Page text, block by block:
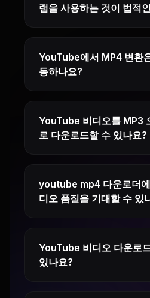
램을 사용하는 것이 법적
YouTube에서 MP4 변환
동하나요?
YouTube 비디오를 MP3
로 다운로드할 수 있나요?
youtube mp4 다운로더
디오 품질을 기대할 수 있
YouTube 비디오 다운로
있나요?